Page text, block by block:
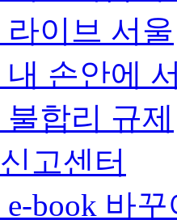
라이브 서울
내 손안에
불합리 규제
신고센터
e-book 바